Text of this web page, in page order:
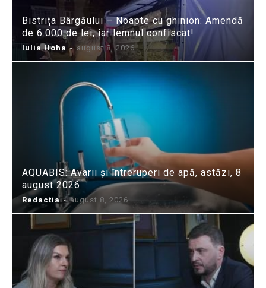
Bistrița Bârgăului – Noapte cu ghinion: Amendă
de 6.000 de lei, iar lemnul confiscat!
Iulia Hoha - august 8, 2026
AQUABIS: Avarii și întreruperi de apă, astăzi, 8
august 2026
Redactia - august 8, 2026